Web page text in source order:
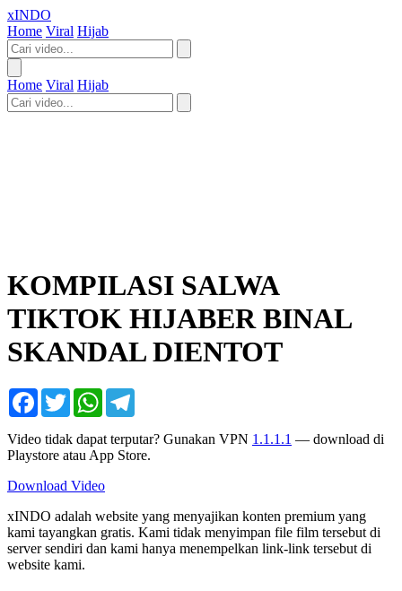
xINDO
Home Viral Hijab
Home Viral Hijab
KOMPILASI SALWA
TIKTOK HIJABER BINAL
SKANDAL DIENTOT
Facebook
TwitterWhatsApp
Video tidak dapat terputar? Gunakan VPN 1.1.1.1 — download di
Playstore atau App Store.
Download Video
xINDO adalah website yang menyajikan konten premium yang
kami tayangkan gratis. Kami tidak menyimpan file film tersebut di
server sendiri dan kami hanya menempelkan link-link tersebut di
website kami.